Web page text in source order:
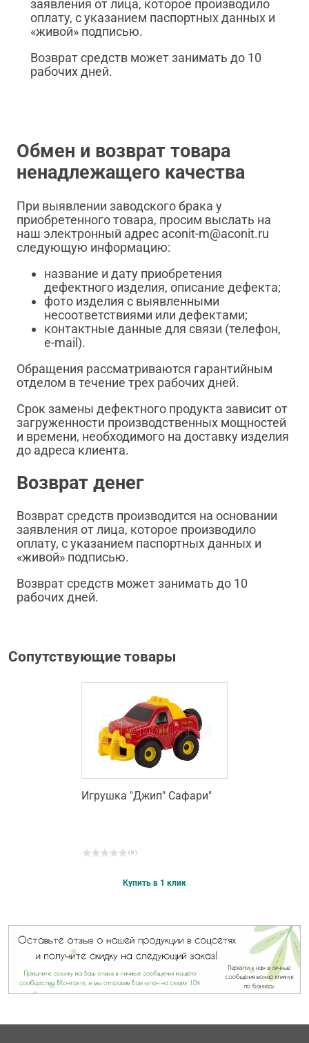
заявления от лица, которое производило
оплату, с указанием паспортных данных и
«живой» подписью.
Возврат средств может занимать до 10
рабочих дней.
Обмен и возврат товара
ненадлежащего качества
При выявлении заводского брака у
приобретенного товара, просим выслать на
наш электронный адрес aconit-m@aconit.ru
следующую информацию:
название и дату приобретения
дефектного изделия, описание дефекта;
фото изделия с выявленными
несоответствиями или дефектами;
контактные данные для связи (телефон,
e-mail).
Обращения рассматриваются гарантийным
отделом в течение трех рабочих дней.
Срок замены дефектного продукта зависит от
загруженности производственных мощностей
и времени, необходимого на доставку изделия
до адреса клиента.
Возврат денег
Возврат средств производится на основании
заявления от лица, которое производило
оплату, с указанием паспортных данных и
«живой» подписью.
Возврат средств может занимать до 10
рабочих дней.
Сопутствующие товары
Игрушка "Джип" Сафари"
( 0 )
Купить в 1 клик